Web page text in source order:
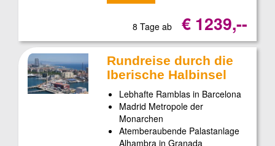
8 Tage ab € 1239,--
Rundreise durch die
Iberische Halbinsel
Lebhafte Ramblas in Barcelona
Madrid Metropole der
Monarchen
Atemberaubende Palastanlage
Alhambra in Granada